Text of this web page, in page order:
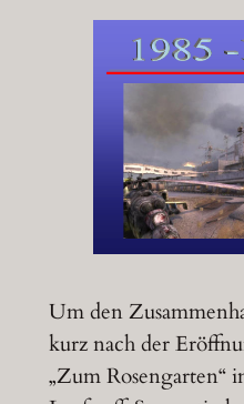
Um den
kurz nach der
„Zum Rosengarten“